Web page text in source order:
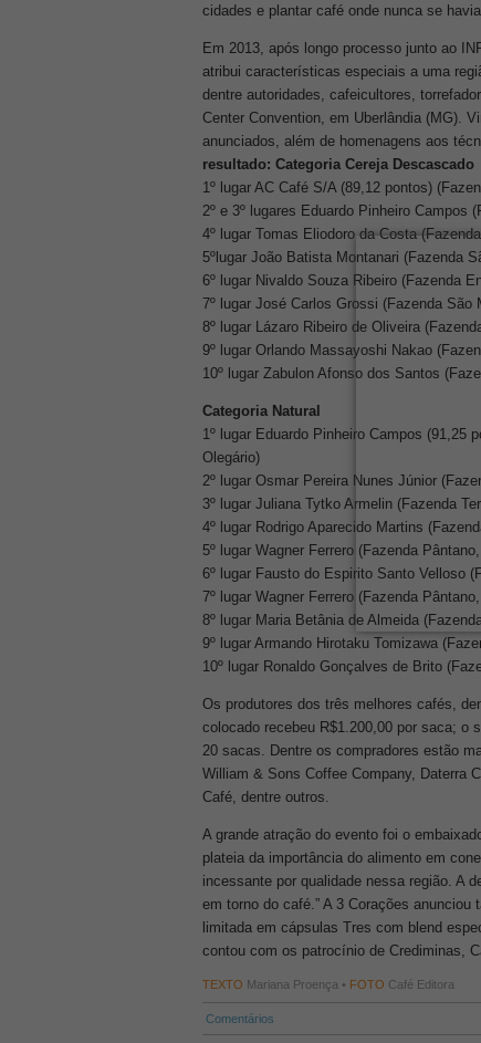
cidades e plantar café onde nunca se
Em 2013, após longo processo junto ao
atribui características especiais a uma
dentre autoridades, cafeicultores,
Center Convention, em Uberlândia (MG).
anunciados, além de homenagens aos
resultado: Categoria Cereja Descascado
1º lugar AC Café S/A (89,12 pontos)
2º e 3º lugares Eduardo Pinheiro Campos
4º lugar Tomas Eliodoro da Costa
5ºlugar João Batista Montanari (Fazenda
6º lugar Nivaldo Souza Ribeiro (Fazenda
7º lugar José Carlos Grossi (Fazenda São
8º lugar Lázaro Ribeiro de Oliveira
9º lugar Orlando Massayoshi Nakao
10º lugar Zabulon Afonso dos Santos
Categoria Natural
1º lugar Eduardo Pinheiro Campos (91,25
Olegário)
2º lugar Osmar Pereira Nunes Júnior
3º lugar Juliana Tytko Armelin (Fazenda
4º lugar Rodrigo Aparecido Martins
5º lugar Wagner Ferrero (Fazenda
6º lugar Fausto do Espirito Santo Velloso
7º lugar Wagner Ferrero (Fazenda
8º lugar Maria Betânia de Almeida
9º lugar Armando Hirotaku Tomizawa
10º lugar Ronaldo Gonçalves de Brito
Os produtores dos três melhores cafés,
colocado recebeu R$1.200,00 por saca; o
20 sacas. Dentre os compradores estão
William & Sons Coffee Company, Daterra
Café, dentre outros.
A grande atração do evento foi o
plateia da importância do alimento em
incessante por qualidade nessa região. A
em torno do café.” A 3 Corações
limitada em cápsulas Tres com blend
contou com os patrocínio de Crediminas,
TEXTO Mariana Proença • FOTO Café Editora
Comentários